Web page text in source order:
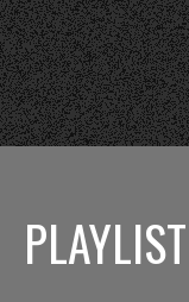
PLAYLIST